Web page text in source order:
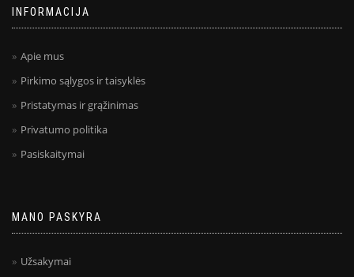
INFORMACIJA
Apie mus
Pirkimo sąlygos ir taisyklės
Pristatymas ir grąžinimas
Privatumo politika
Pasiskaitymai
MANO PASKYRA
Užsakymai